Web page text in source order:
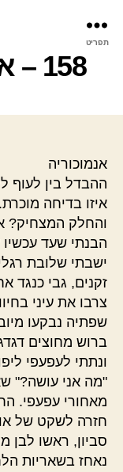
תפריט
אנמוכוריה
ההבדל בין לעוף
איזו בדיחה מוכרת.
והחלק המצחיק?
הבנתי שעד עכשיו
ישבתי שלובת
זקנים, גבי כנגד
צרבו את עיני
שפתיה נבקעו
ברוש מחוצים
ונתתי לעפעפי
"מה אני עושה?"
מאחורי עפעפי.
חזרה לשקט של
סביון, ראשו לבן
נאחז בשאריות